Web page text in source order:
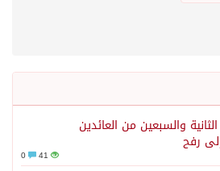
والسبعين من العائدين
رفح
41